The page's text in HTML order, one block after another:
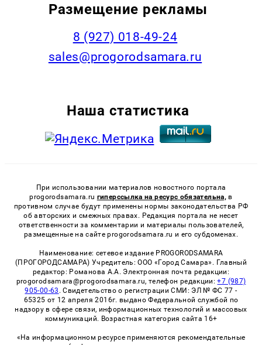
Размещение рекламы
8 (927) 018-49-24
sales@progorodsamara.ru
Наша статистика
При использовании материалов новостного портала
progorodsamara.ru гиперссылка на ресурс обязательна, в
противном случае будут применены нормы законодательства РФ
об авторских и смежных правах. Редакция портала не несет
ответственности за комментарии и материалы пользователей,
размещенные на сайте progorodsamara.ru и его субдоменах.
Наименование: сетевое издание PROGORODSAMARA
(ПРОГОРОДСАМАРА) Учредитель: ООО «Город Самара». Главный
редактор: Романова А.А. Электронная почта редакции:
progorodsamara@progorodsamara.ru, телефон редакции:+7 (987)
905-00-63 . Свидетельство о регистрации СМИ: ЭЛ № ФС 77 -
65325 от 12 апреля 2016г. выдано Федеральной службой по
надзору в сфере связи, информационных технологий и массовых
коммуникаций. Возрастная категория сайта 16+
«На информационном ресурсе применяются рекомендательные